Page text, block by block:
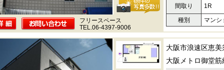
間取り
1R
種別
マンシ
フリースペース
TEL.06-4397-9006
大阪市浪速区恵
大阪メトロ御堂筋